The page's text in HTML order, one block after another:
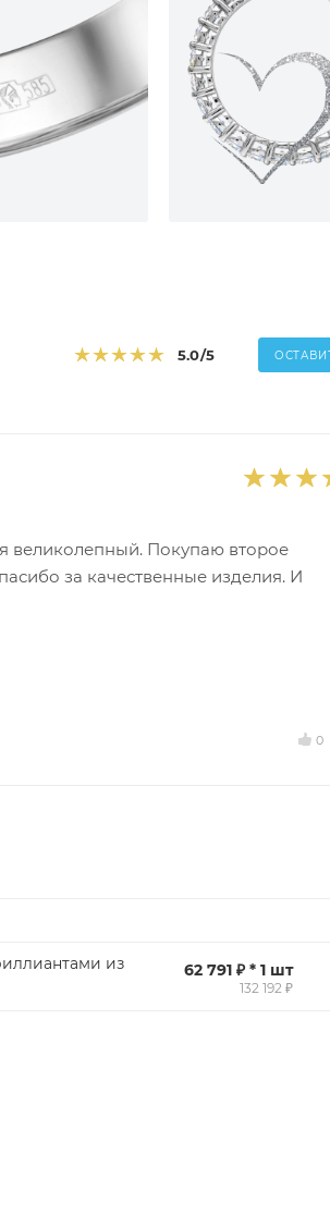
5.0/5
великолепный. Покупаю второе
за качественные изделия. И
0
из
62 791 ₽ * 1 шт
132 192 ₽